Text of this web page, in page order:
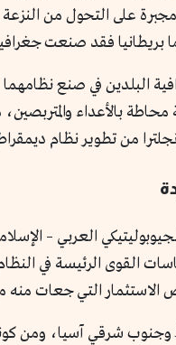
على التحول من
فقد صنعت
في صنع نظامهما
محاطة بالأعداء
من تطوير نظام
العربي –
القوى الرئيسة في
الاستثمار التي جعات منه
وجنوب شرقي آسيا، ومن